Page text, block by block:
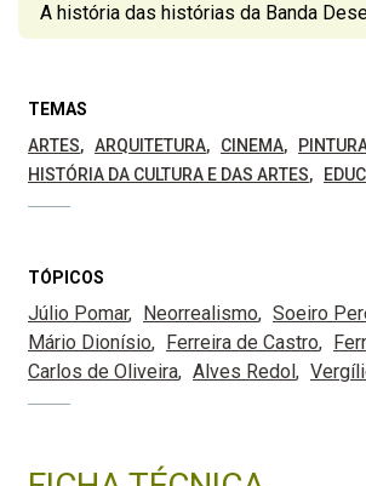
A história das histórias da Banda
TEMAS
ARTES
ARQUITETURA CINEMA
HISTÓRIA DA CULTURA E DAS ARTES
TÓPICOS
Júlio Pomar Neorrealismo
Soeiro
Mário Dionísio
Ferreira de Castro
Carlos de Oliveira
Alves Redol